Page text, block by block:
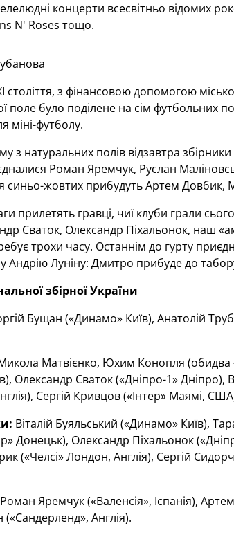
концерти всесвітньо відомих
N' Roses тощо.
століття, з фінансовою допомогою
поле було поділене на сім футбольних
міні-футболу.
з натуральних полів відзавтра
Роман Яремчук, Руслан
синьо-жовтих прибудуть Артем Довбик,
прилетять гравці, чиї клуби грали
Сваток, Олександр Піхальонок, наш
трохи часу. Останнім до гурту
Андрію Луніну: Дмитро прибуде до
збірної України
Бущан («Динамо» Київ), Анатолій
Матвієнко, Юхим Конопля
Олександр Сваток («Дніпро-1» Дніпро),
Сергій Кривцов («Інтер» Маямі,
Віталій Буяльський («Динамо» Київ),
Донецьк), Олександр Піхальонок
(«Челсі» Лондон, Англія), Сергій
Роман Яремчук («Валенсія», Іспанія),
(«Сандерленд», Англія).